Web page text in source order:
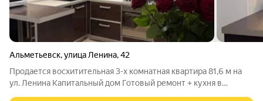
Альметьевск,улица Ленина,42
Продается восхитительная 3-х комнатная квартира 81,6 м на
ул. Ленина Капитальный дом Готовый ремонт + кухня в